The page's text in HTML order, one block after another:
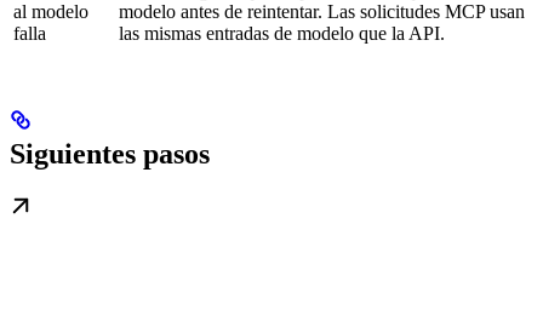
al modelo
falla
modelo antes de reintentar. Las solicitudes MCP usan
las mismas entradas de modelo que la API.
Siguientes pasos